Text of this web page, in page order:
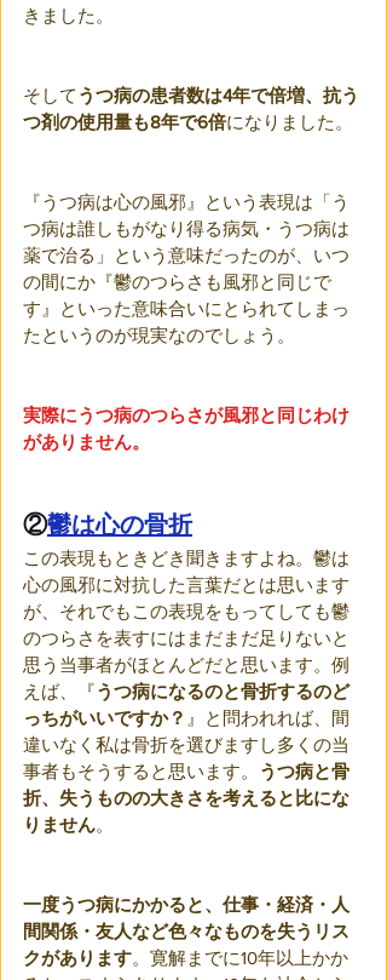
きました。
そして うつ病の患者数は4年で倍増、抗う
つ剤の使用量も8年で6倍になりました。
『うつ病は心の風邪』という表現は「う
つ病は誰しもがなり得る病気・うつ病は
薬で治る」という意味だったのが、いつ
の間にか『鬱のつらさも風邪と同じで
す』といった意味合いにとられてしまっ
たというのが現実なのでしょう。
実際にうつ病のつらさが風邪と同じわけ
がありません。
②鬱は心の骨折
この表現もときどき聞きますよね。鬱は
心の風邪に対抗した言葉だとは思います
が、それでもこの表現をもってしても鬱
のつらさを表すにはまだまだ足りないと
思う当事者がほとんどだと思います。例
えば、『うつ病になるのと骨折するのど
っちがいいですか？ 』と問われれば、間
違いなく私は骨折を選びますし多くの当
事者もそうすると思います。
うつ病と骨
折、失うものの大きさを考えると比にな
りません。
一度うつ病にかかると、仕事・経済・人
間関係・友人など色々なものを失うリス
クがあります。寛解までに10年以上かか